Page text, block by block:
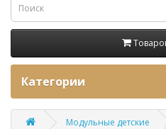
Категории
Модульные детские